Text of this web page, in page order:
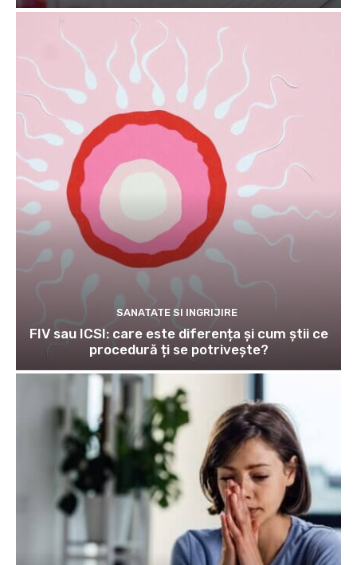
SANATATE SI INGRIJIRE
FIV sau ICSI: care este diferența și cum știi ce
procedură ți se potrivește?